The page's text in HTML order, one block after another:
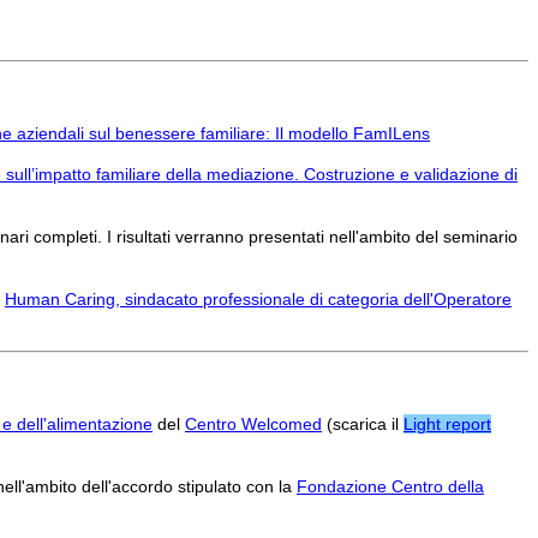
aziendali sul benessere familiare: Il modello FamILens
sull’impatto familiare della mediazione. Costruzione e validazione di
completi. I risultati verranno presentati nell'ambito del seminario
Human Caring, sindacato professionale di categoria dell'Operatore
dell'alimentazione del Centro Welcomed (scarica il Light report
dell'accordo stipulato con la Fondazione Centro della